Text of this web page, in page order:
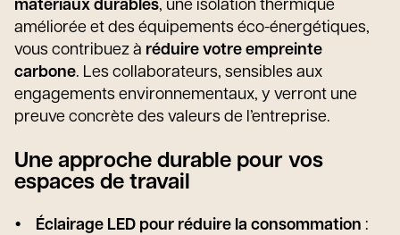
matériaux durables, une isolation thermique
améliorée et des équipements éco-énergétiques,
vous contribuez à réduire votre empreinte
carbone. Les collaborateurs, sensibles aux
engagements environnementaux, y verront une
preuve concrète des valeurs de l’entreprise.
Une approche durable pour vos
espaces de travail
Éclairage LED pour réduire la consommation :